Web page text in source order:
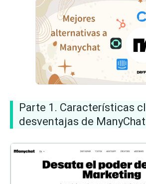
Parte 1. Características
desventajas de ManyChat